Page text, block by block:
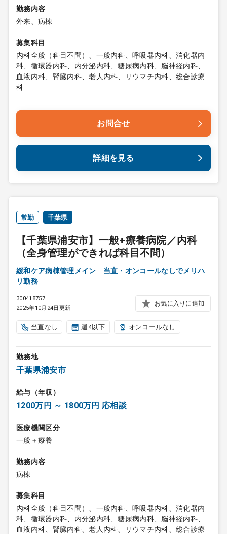
勤務内容
外来、病棟
募集科目
内科全般（科目不問）、一般内科、呼吸器内科、消化器内
科、循環器内科、内分泌内科、糖尿病内科、脳神経内科、
血液内科、腎臓内科、老人内科、リウマチ内科、総合診療
科
お問合せ
詳細を見る
常勤 千葉県
【千葉県浦安市】一般+療養病院／内科
（全身管理ができれば科目不問）
緩和ケア病棟管理メイン 当直・オンコールなしでメリハ
リ勤務
300418757
2025年10月24日更新
お気に入りに追加
当直なし 週4以下 オンコールなし
勤務地
千葉県浦安市
給与（年収）
1200万円 ～ 1800万円 応相談
医療機関区分
一般＋療養
勤務内容
病棟
募集科目
内科全般（科目不問）、一般内科、呼吸器内科、消化器内
科、循環器内科、内分泌内科、糖尿病内科、脳神経内科、
血液内科、腎臓内科、老人内科、リウマチ内科、総合診療